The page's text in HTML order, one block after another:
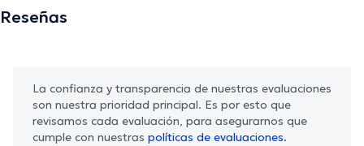
Reseñas
La confianza y transparencia de nuestras evaluaciones
son nuestra prioridad principal. Es por esto que
revisamos cada evaluación, para asegurarnos que
cumple con nuestras políticas de evaluaciones.